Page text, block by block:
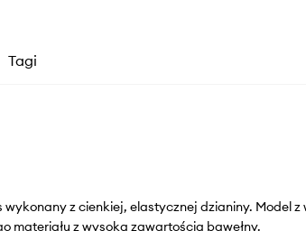
Tagi
z cienkiej, elastycznej dzianiny. Model
materiału z wysoką zawartością bawełny.